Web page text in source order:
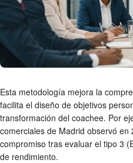
Esta metodología mejora la
facilita el diseño de objetivos
transformación del coachee. Por
comerciales de Madrid observó
compromiso tras evaluar el tipo 3
de rendimiento.